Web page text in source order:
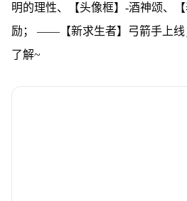
明的理性、【头像框】-酒神颂、
励； ——【新求生者】弓箭手上线
了解~